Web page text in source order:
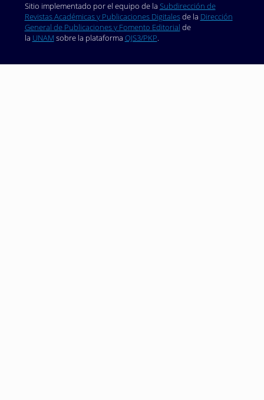
Sitio implementado por el equipo de la Subdirección de
Revistas Académicas y Publicaciones Digitalesde la Dirección
General de Publicaciones y Fomento Editorial de
la UNAM sobre la plataforma OJS3/PKP.